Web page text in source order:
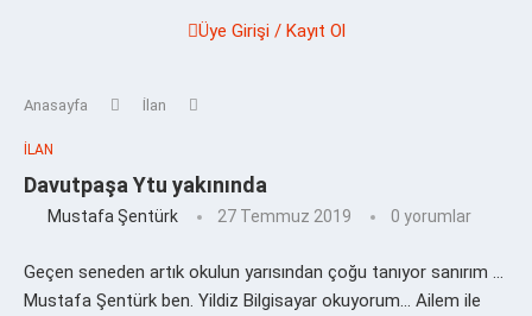
Üye Girişi / Kayıt Ol
Anasayfa İlan
İLAN
Davutpaşa Ytu yakınında
Mustafa Şentürk 27 Temmuz 2019 0 yorumlar
Geçen seneden artık okulun yarısından çoğu tanıyor sanırım …
Mustafa Şentürk ben. Yildiz Bilgisayar okuyorum… Ailem ile